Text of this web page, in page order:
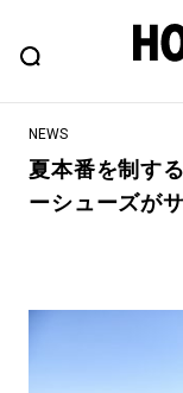
FEATURE
ヒップなファッ
NEWS
夏本番を制す
ーシューズが